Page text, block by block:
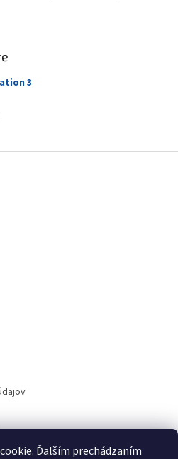
Ďalším prechádzaním
3